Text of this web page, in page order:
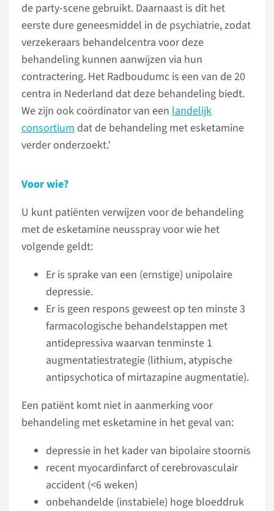
de party-scene gebruikt. Daarnaast is dit het
eerste dure geneesmiddel in de psychiatrie, zodat
verzekeraars behandelcentra voor deze
behandeling kunnen aanwijzen via hun
contractering. Het Radboudumc is een van de 20
centra in Nederland dat deze behandeling biedt.
We zijn ook coördinator van een landelijk
consortium dat de behandeling met esketamine
verder onderzoekt.’
Voor wie?
U kunt patiënten verwijzen voor de behandeling
met de esketamine neusspray voor wie het
volgende geldt:
Er is sprake van een (ernstige) unipolaire
depressie.
Er is geen respons geweest op ten minste 3
farmacologische behandelstappen met
antidepressiva waarvan tenminste 1
augmentatiestrategie (lithium, atypische
antipsychotica of mirtazapine augmentatie).
Een patiënt komt niet in aanmerking voor
behandeling met esketamine in het geval van:
depressie in het kader van bipolaire stoornis
recent myocardinfarct of cerebrovasculair
accident (<6 weken)
onbehandelde (instabiele) hoge bloeddruk